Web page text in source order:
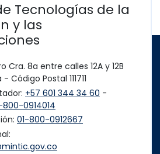
Tecnologías de la
y las
Cra. 8a entre calles 12A y 12B
Postal 111711
+57 601 344 34 60 -
800-0914014
01-800-0912667